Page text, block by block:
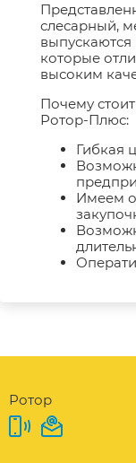
слесарный,
которые
высоким
Почему
Ротор-Плюс:
Гибкая
Имеем
Ротор